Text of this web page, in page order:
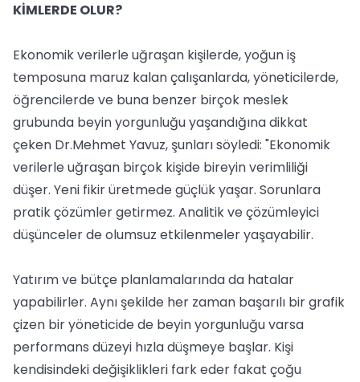
KİMLERDE OLUR?
Ekonomik verilerle uğraşan kişilerde, yoğun iş
temposuna maruz kalan çalışanlarda, yöneticilerde,
öğrencilerde ve buna benzer birçok meslek
grubunda beyin yorgunluğu yaşandığına dikkat
çeken Dr.Mehmet Yavuz, şunları söyledi: "Ekonomik
verilerle uğraşan birçok kişide bireyin verimliliği
düşer. Yeni fikir üretmede güçlük yaşar. Sorunlara
pratik çözümler getirmez. Analitik ve çözümleyici
düşünceler de olumsuz etkilenmeler yaşayabilir.
Yatırım ve bütçe planlamalarında da hatalar
yapabilirler. Aynı şekilde her zaman başarılı bir grafik
çizen bir yöneticide de beyin yorgunluğu varsa
performans düzeyi hızla düşmeye başlar. Kişi
kendisindeki değişiklikleri fark eder fakat çoğu